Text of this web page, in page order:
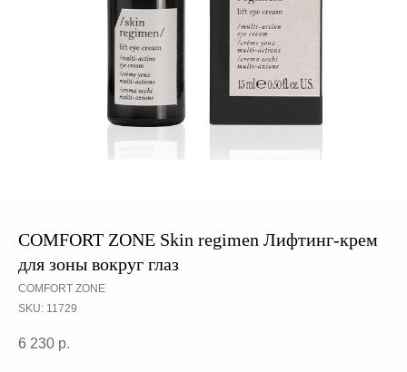
COMFORT ZONE Skin regimen Лифтинг-крем
для зоны вокруг глаз
COMFORT ZONE
SKU: 11729
6 230 р.